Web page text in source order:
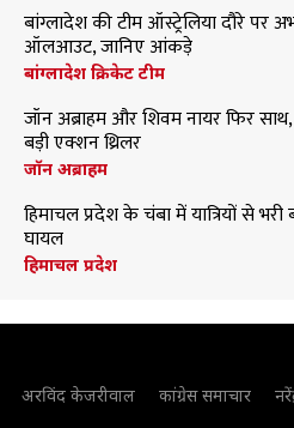
बांग्लादेश की टीम ऑस्ट्रेलिया दौरे पर
ऑलआउट, जानिए आंकड़े
बांग्लादेश क्रिकेट टीम
जॉन अब्राहम और शिवम नायर फिर
बड़ी एक्शन थ्रिलर
जॉन अब्राहम
हिमाचल प्रदेश के चंबा में यात्रियों से
घायल
हिमाचल प्रदेश
अरविंद केजरीवाल कांग्रेस समाचार